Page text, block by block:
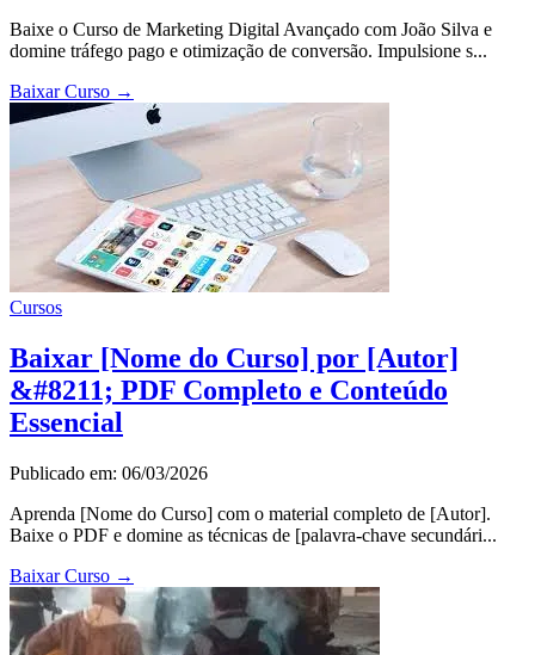
Baixe o Curso de Marketing Digital Avançado com João Silva e
domine tráfego pago e otimização de conversão. Impulsione s...
Baixar Curso →
Cursos
Baixar [Nome do Curso] por [Autor]
&#8211; PDF Completo e Conteúdo
Essencial
Publicado em: 06/03/2026
Aprenda [Nome do Curso] com o material completo de [Autor].
Baixe o PDF e domine as técnicas de [palavra-chave secundári...
Baixar Curso →